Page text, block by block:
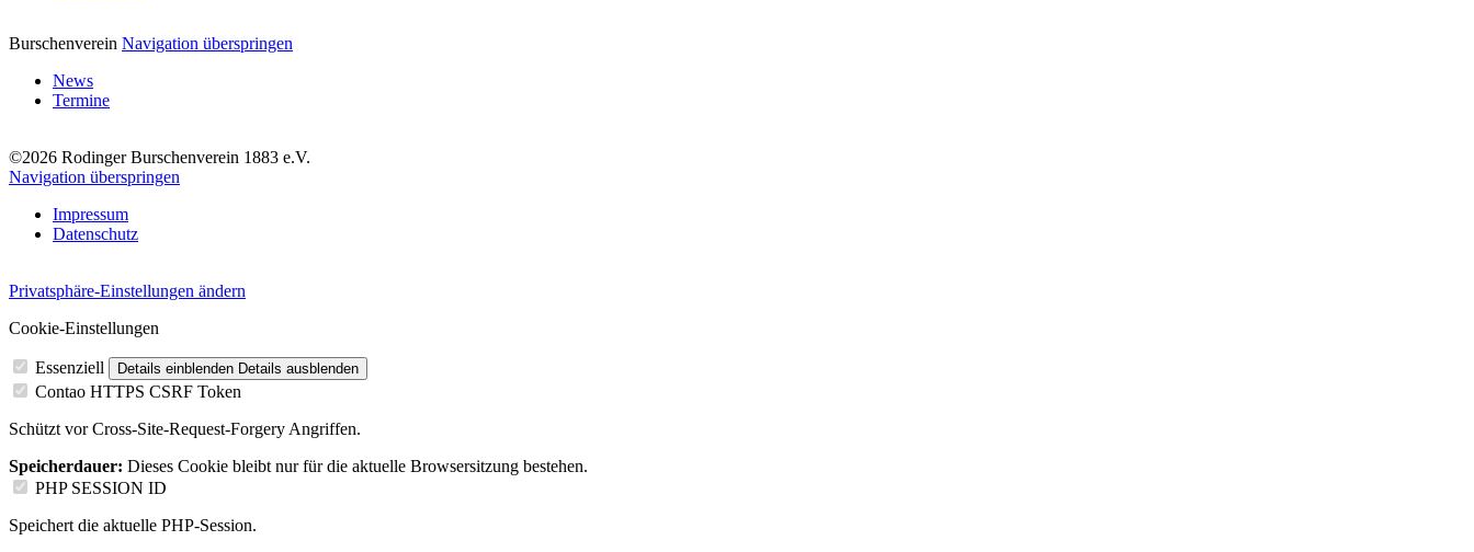
Burschenverein Navigation überspringen
News
Termine
©2026 Rodinger Burschenverein 1883 e.V.
Navigation überspringen
Impressum
Datenschutz
Privatsphäre-Einstellungen ändern
Cookie-Einstellungen
Essenziell Details einblenden Details ausblenden
Contao HTTPS CSRF Token
Schützt vor Cross-Site-Request-Forgery Angriffen.
Speicherdauer: Dieses Cookie bleibt nur für die aktuelle Browsersitzung bestehen.
PHP SESSION ID
Speichert die aktuelle PHP-Session.